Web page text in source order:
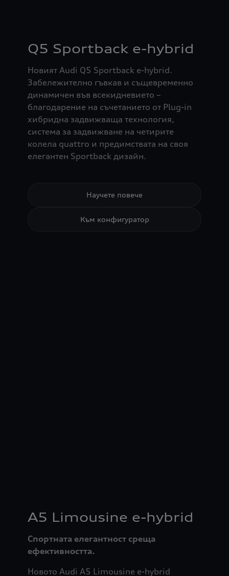
Q5 Sportback e-hybrid
Новият Audi Q5 Sportback e-hybrid.
Забележително гъвкав и същевременно
динамичен във всекидневието –
благодарение на съчетанието от Plug-in
хибридна задвижваща технология,
система за задвижване на четирите
колела quattro и предимствата на своя
елегантен Sportback дизайн.
Научете повече
Към конфигуратор
A5 Limousine e-hybrid
Спортната елегантност среща
ефективността.
Новото Audi A5 Limousine e-hybrid